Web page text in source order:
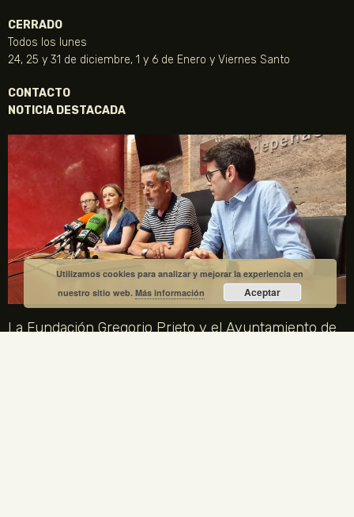
CERRADO
Todos los lunes
24, 25 y 31 de diciembre, 1 y 6 de Enero y Viernes Santo
CONTACTO
NOTICIA DESTACADA
La Fundación Gregorio Prieto y el Ayuntamiento de
Utilizamos cookies para analizar y mejorar la experiencia en
nuestro sitio web.Más información Aceptar